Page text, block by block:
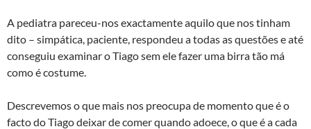
A pediatra pareceu-nos exactamente aquilo que nos tinham
dito – simpática, paciente, respondeu a todas as questões e até
conseguiu examinar o Tiago sem ele fazer uma birra tão má
como é costume.
Descrevemos o que mais nos preocupa de momento que é o
facto do Tiago deixar de comer quando adoece, o que é a cada